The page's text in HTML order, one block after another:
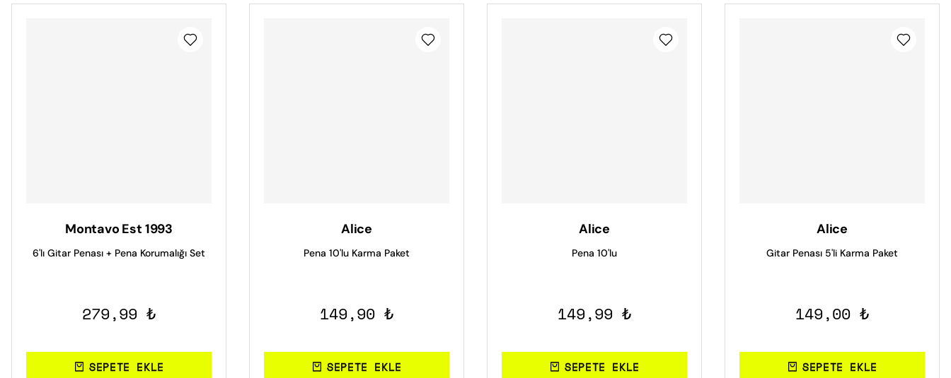
Montavo Est 1993
6'lı Gitar Penası + Pena Korumalığı Set
279,99 ₺
SEPETE EKLE
Alice
Pena 10'lu Karma Paket
149,90 ₺
SEPETE EKLE
Alice
Pena 10'lu
149,99 ₺
SEPETE EKLE
Alice
Gitar Penası 5'li Karma Paket
149,00 ₺
SEPETE EKLE